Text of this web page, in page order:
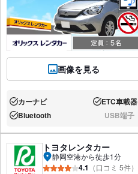
画像を見る
あり:カーナビ あり:ETC車載器
あり:Bluetooth なし:USB端子
トヨタレンタカー
静岡空港から徒歩1分
4.1 （口コミ 5件）